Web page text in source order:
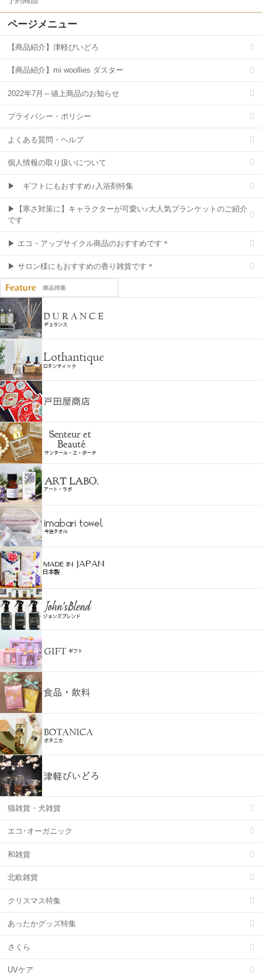
ページメニュー
【商品紹介】津軽びいどろ
【商品紹介】mi woollies ダスター
2022年7月～値上商品のお知らせ
プライバシー・ポリシー
よくある質問・ヘルプ
個人情報の取り扱いについて
▶ ギフトにもおすすめ♪入浴剤特集
▶【寒さ対策に】キャラクターが可愛い♪大人気ブランケットのご紹介
です
▶ エコ・アップサイクル商品のおすすめです＊
▶ サロン様にもおすすめの香り雑貨です＊
猫雑貨・犬雑貨
エコ･オーガニック
和雑貨
北欧雑貨
クリスマス特集
あったかグッズ特集
さくら
UVケア